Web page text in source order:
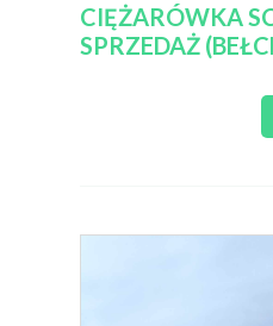
CIĘŻARÓWKA
SPRZEDAŻ